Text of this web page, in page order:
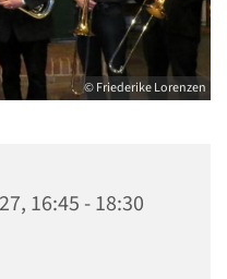
© Friederike Lorenzen
16:45 - 18:30